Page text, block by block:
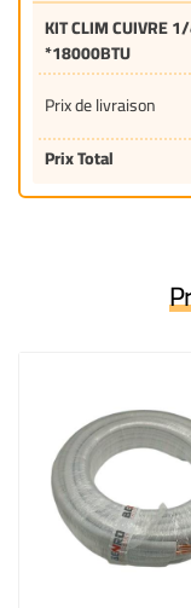
KIT CLIM CUIVRE
*18000BTU
Prix de livraison
Prix Total